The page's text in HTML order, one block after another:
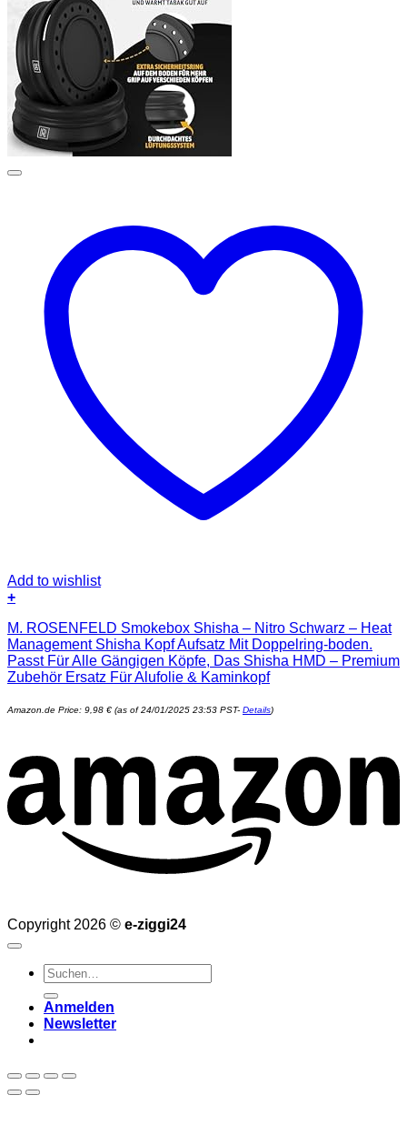
Add to wishlist
+
M. ROSENFELD Smokebox Shisha – Nitro Schwarz – Heat
Management Shisha Kopf Aufsatz Mit Doppelring-boden.
Passt Für Alle Gängigen Köpfe, Das Shisha HMD – Premium
Zubehör Ersatz Für Alufolie & Kaminkopf
Amazon.de Price: 9,98 € (as of 24/01/2025 23:53 PST- Details)
Copyright 2026 © e-ziggi24
Suchen
nach:
Anmelden
Newsletter